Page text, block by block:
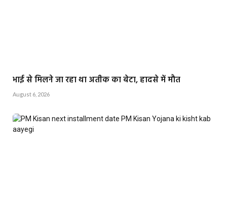
भाई से मिलने जा रहा था अतीक का बेटा, हादसे में मौत
August 6, 2026